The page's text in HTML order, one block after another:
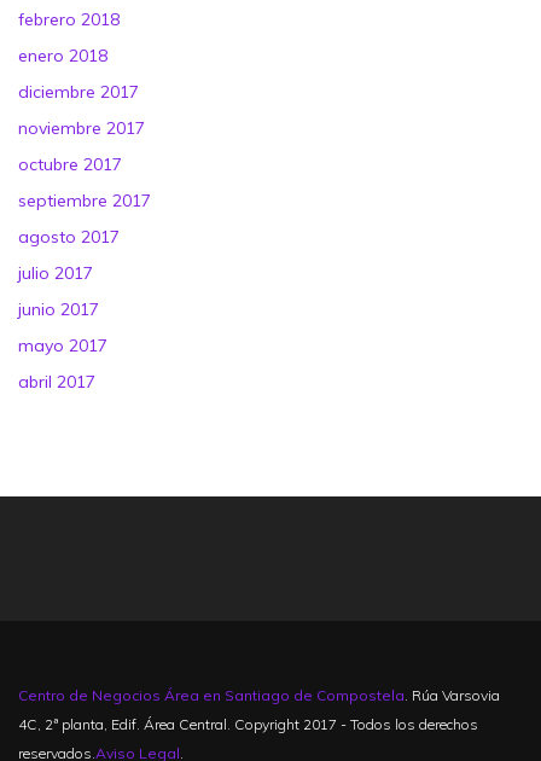
febrero 2018
enero 2018
diciembre 2017
noviembre 2017
octubre 2017
septiembre 2017
agosto 2017
julio 2017
junio 2017
mayo 2017
abril 2017
Centro de Negocios Área en Santiago de Compostela. Rúa Varsovia
4C, 2ª planta, Edif. Área Central. Copyright 2017 - Todos los derechos
reservados.Aviso Legal.